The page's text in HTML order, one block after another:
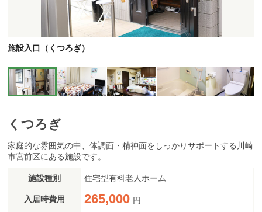
施設入口（くつろぎ）
くつろぎ
家庭的な雰囲気の中、体調面・精神面をしっかりサポートする川崎
市宮前区にある施設です。
施設種別 住宅型有料老人ホーム
入居時費用 265,000 円